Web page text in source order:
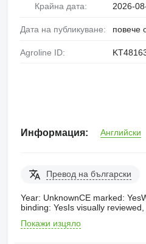
Крайна дата: 2026-
Дата на публикуване: повече
Agroline ID:
Информация: Английски
Превод на български
Year: UnknownCE marked:
binding: YesIs visually
Покажи изцяло